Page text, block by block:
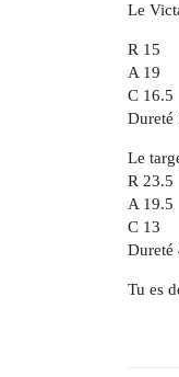
Le
R 15
A 19
C 16.5
Dureté
Le
R 23.5
A 19.5
C 13
Dureté
Tu es